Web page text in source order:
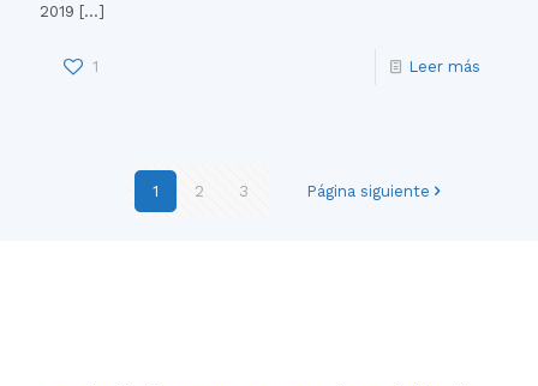
2019 […]
1 Leer más
1 2 3 Página siguiente